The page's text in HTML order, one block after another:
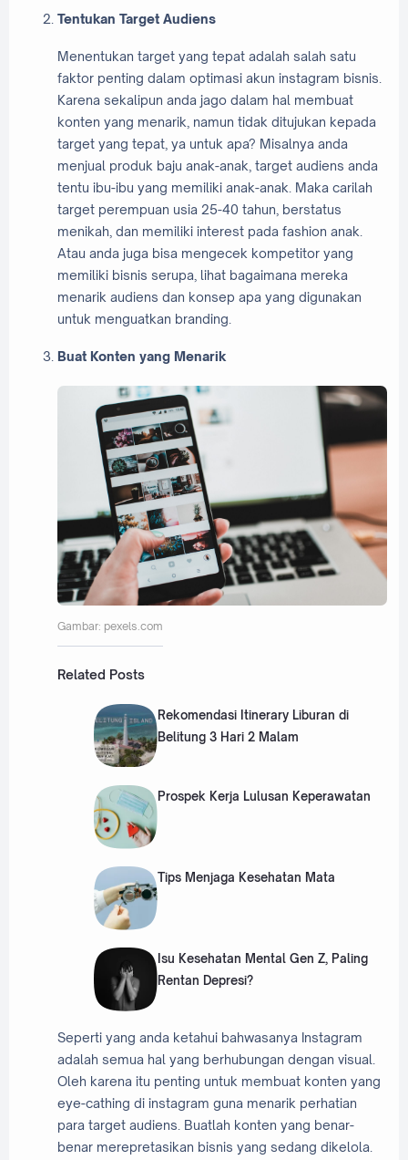
Tentukan Target Audiens
Menentukan target yang tepat adalah salah satu
faktor penting dalam optimasi akun instagram bisnis.
Karena sekalipun anda jago dalam hal membuat
konten yang menarik, namun tidak ditujukan kepada
target yang tepat, ya untuk apa? Misalnya anda
menjual produk baju anak-anak, target audiens anda
tentu ibu-ibu yang memiliki anak-anak. Maka carilah
target perempuan usia 25-40 tahun, berstatus
menikah, dan memiliki interest pada fashion anak.
Atau anda juga bisa mengecek kompetitor yang
memiliki bisnis serupa, lihat bagaimana mereka
menarik audiens dan konsep apa yang digunakan
untuk menguatkan branding.
Buat Konten yang Menarik
Gambar: pexels.com
Related Posts
Rekomendasi Itinerary Liburan di
Belitung 3 Hari 2 Malam
Prospek Kerja Lulusan Keperawatan
Tips Menjaga Kesehatan Mata
Isu Kesehatan Mental Gen Z, Paling
Rentan Depresi?
Seperti yang anda ketahui bahwasanya Instagram
adalah semua hal yang berhubungan dengan visual.
Oleh karena itu penting untuk membuat konten yang
eye-cathing di instagram guna menarik perhatian
para target audiens. Buatlah konten yang benar-
benar merepretasikan bisnis yang sedang dikelola.